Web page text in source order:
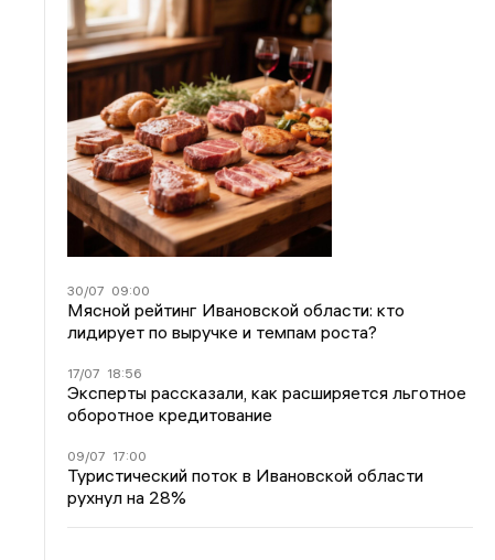
30/07 09:00
Мясной рейтинг Ивановской области: кто
лидирует по выручке и темпам роста?
17/07 18:56
Эксперты рассказали, как расширяется льготное
оборотное кредитование
09/07 17:00
Туристический поток в Ивановской области
рухнул на 28%